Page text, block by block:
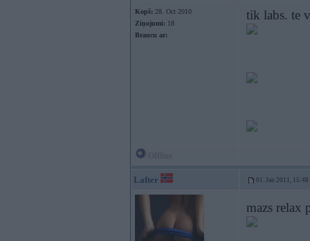
Kopš: 28. Oct 2010
Ziņojumi: 18
Braucu ar:
tik labs. te
Lafter 01. Jan 2011, 15:48
mazs relax